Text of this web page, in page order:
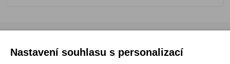
nic neunikne
Nastavení souhlasu s personalizací